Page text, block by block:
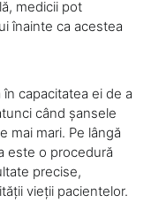
medicii pot
înainte ca acestea
capacitatea ei de a
când șansele
mai mari. Pe lângă
este o procedură
precise,
vieții pacientelor.